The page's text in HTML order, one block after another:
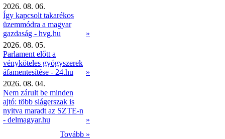
2026. 08. 06.
Így kapcsolt takarékos
üzemmódra a magyar
gazdaság - hvg.hu
»
2026. 08. 05.
Parlament előtt a
vényköteles gyógyszerek
áfamentesítése - 24.hu
»
2026. 08. 04.
Nem zárult be minden
ajtó: több slágerszak is
nyitva maradt az SZTE-n
- delmagyar.hu
»
Tovább »